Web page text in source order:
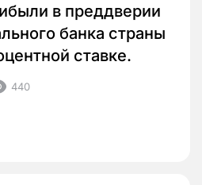
в преддверии
банка страны
ставке.
440